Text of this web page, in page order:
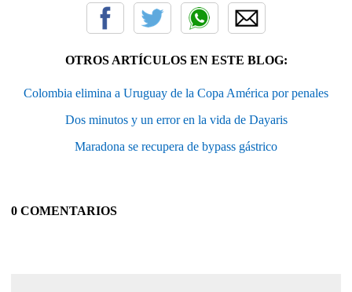
OTROS ARTÍCULOS EN ESTE BLOG:
Colombia elimina a Uruguay de la Copa América por penales
Dos minutos y un error en la vida de Dayaris
Maradona se recupera de bypass gástrico
0 COMENTARIOS